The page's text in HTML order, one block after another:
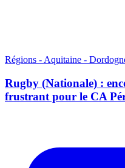
Régions - Aquitaine -
Rugby (Nationale) :
frustrant pour le CA